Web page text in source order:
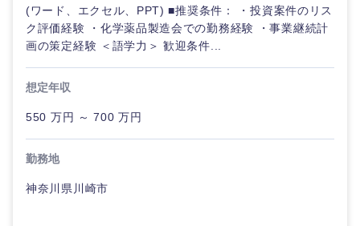
中国・四国地方
(ワード、エクセル、PPT) ■推奨条件： ・投資案件のリス
ク評価経験 ・化学薬品製造会での勤務経験 ・事業継続計
画の策定経験 ＜語学力＞ 歓迎条件...
想定年収
550 万円 ～ 700 万円
勤務地
神奈川県川崎市